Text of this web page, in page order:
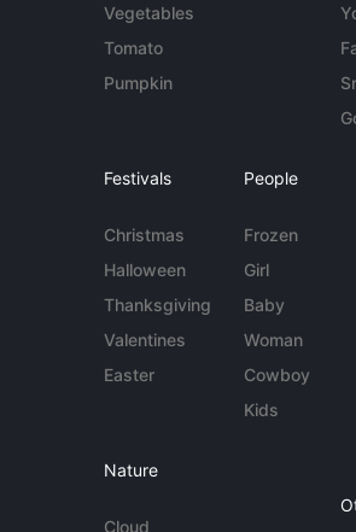
Vegetables
Tomato
Pumpkin
Festivals
Christmas
Halloween
Thanksgiving
Valentines
Easter
People
Frozen
Girl
Baby
Woman
Cowboy
Kids
Nature
Cloud